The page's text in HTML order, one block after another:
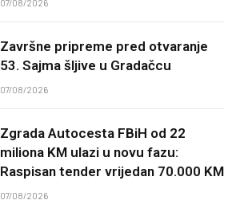
07/08/2026
Završne pripreme pred otvaranje
53. Sajma šljive u Gradačcu
07/08/2026
Zgrada Autocesta FBiH od 22
miliona KM ulazi u novu fazu:
Raspisan tender vrijedan 70.000 KM
07/08/2026